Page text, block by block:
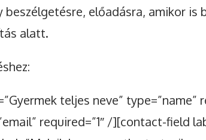
előadásra, amikor is
alatt.
teljes neve” type=”name”
required=”1″ /][contact-field